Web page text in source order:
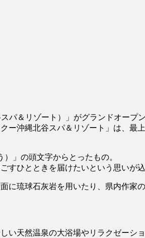
パ＆リゾート）」がグランドオープン
ー沖縄北谷スパ＆リゾート」は、
）」の頭文字からとったもの。
すひとときを届けたいという思いが込
に琉球石灰岩を用いたり、県内作
天然温泉の大浴場やリラクゼーシ